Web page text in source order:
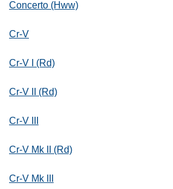
Concerto (Hww)
Cr-V
Cr-V I (Rd)
Cr-V II (Rd)
Cr-V III
Cr-V Mk II (Rd)
Cr-V Mk III